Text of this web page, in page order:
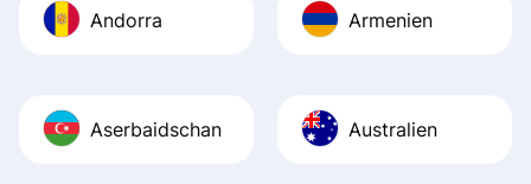
Andorra Armenien
Aserbaidschan Australien